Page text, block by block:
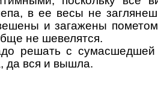
в ее весы не
и загажены
не шевелятся.
решать с
да вся и вышла.